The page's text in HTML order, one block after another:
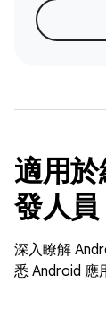
適用
發人員
深入瞭解
悉 Android 應